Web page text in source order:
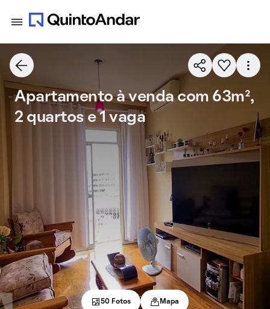
Apartamento à venda com 63m²,
2 quartos e 1 vaga
50 Fotos Mapa